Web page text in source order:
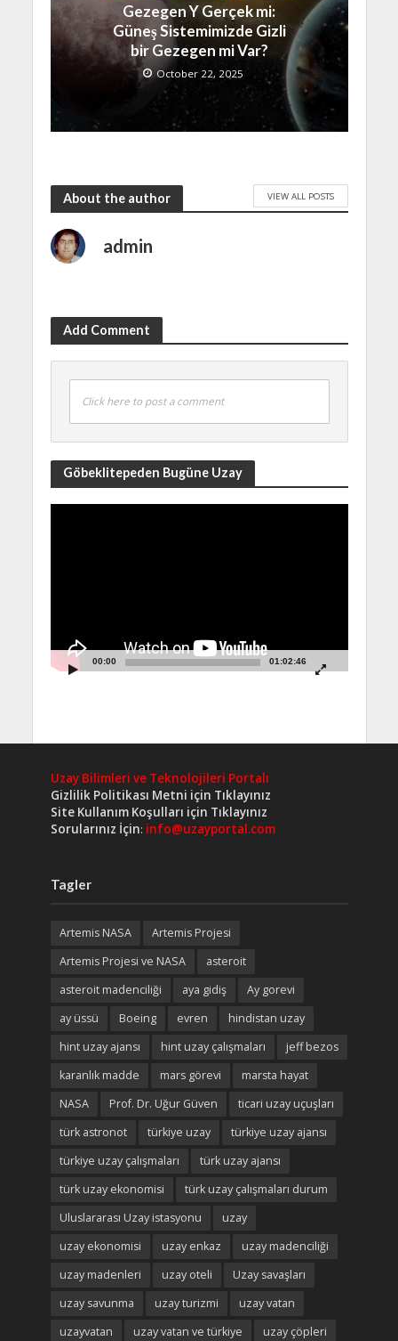
Gezegen Y Gerçek mi:
Güneş Sistemimizde Gizli
bir Gezegen mi Var?
October 22, 2025
About the author VIEW ALL POSTS
admin
Add Comment
Click here to post a comment
Göbeklitepeden Bugüne Uzay
00:00 01:02:46
Uzay Bilimleri ve Teknolojileri Portalı
Gizlilik Politikası Metni için Tıklayınız
Site Kullanım Koşulları için Tıklayınız
Sorularınız İçin: info@uzayportal.com
Tagler
Artemis NASA
Artemis Projesi
Artemis Projesi ve NASA
asteroit
asteroit madenciliği
aya gidiş
Ay gorevi
ay üssü
Boeing evren
hindistan uzay
hint uzay ajansı
hint uzay çalışmaları
jeff bezos
karanlık madde
mars görevi
marsta hayat
NASA
Prof. Dr. Uğur Güven
ticari uzay uçuşları
türk astronot
türkiye uzay
türkiye uzay ajansı
türkiye uzay çalışmaları
türk uzay ajansı
türk uzay ekonomisi
türk uzay çalışmaları durum
Uluslararası Uzay istasyonu
uzay
uzay ekonomisi
uzay enkaz
uzay madenciliği
uzay madenleri
uzay oteli
Uzay savaşları
uzay savunma
uzay turizmi
uzay vatan
uzayvatan
uzay vatan ve türkiye uzay çöpleri